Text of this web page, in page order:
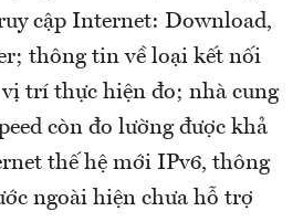
cập Internet: Download,
thông tin về loại kết nối
trí thực hiện đo; nhà cung
còn đo lường được khả
thế hệ mới IPv6, thông
ngoài hiện chưa hỗ trợ